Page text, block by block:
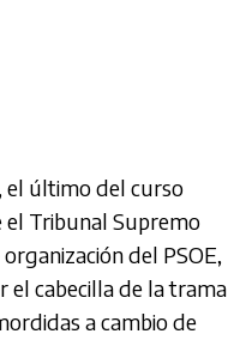
el último del curso
Tribunal Supremo
del PSOE,
el cabecilla de la trama
a cambio de